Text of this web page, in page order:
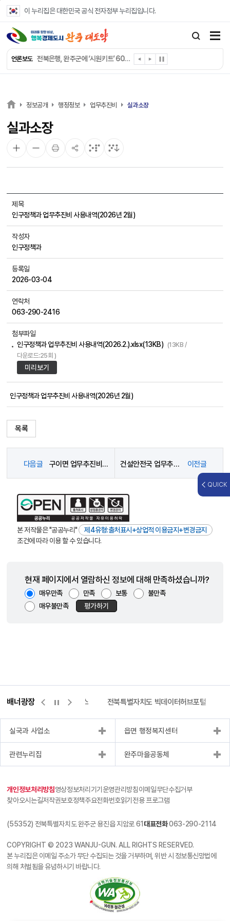
이 누리집은 대한민국 공식 전자정부 누리집입니다.
언론보도
완주 청소년, 삼성 임직원 만나 미래 진로 그린다
전북은행, 완주군에 ‘시원키트’ 60세트 기탁
㈜새눈, 완주군에 성금 1,000만 원 기탁
완주 미래라이온스, 경로당 냉장고 후원
정보공개 행정정보 업무추진비 실과소장
실과소장
제목
인구정책과 업무추진비 사용내역(2026년 2월)
작성자
인구정책과
등록일
2026-03-04
연락처
063-290-2416
첨부파일
인구정책과 업무추진비 사용내역(2026.2.).xlsx(13KB) (13KB /
다운로드:25회 )
미리보기
인구정책과 업무추진비 사용내역(2026년 2월)
목록
다음글 구이면 업무추진비 사용내역(2026년 2월) 건설안전국 업무추진비 사용내역(2026. 2월) 이전글
본 저작물은 "공공누리"
제4유형:출처표시+상업적 이용금지+변경금지
조건에 따라 이용 할 수 있습니다.
현재 페이지에서 열람하신 정보에 대해 만족하셨습니까?
매우만족 만족 보통
불만족
매우불만족
평가하기
QUICK
배너광장
량바로처리센터 위택스 전북특별자치도 빅데이터허브포털
실국과 사업소 읍면 행정복지센터
관련누리집 완주마을공동체
개인정보처리방침영상정보처리기기운영관리방침이메일무단수집거부
찾아오시는길저작권보호정책주요전화번호읽기전용 프로그램
(55352) 전북특별자치도 완주군 용진읍 지암로 61 대표전화063-290-2114
COPYRIGHT © 2023 WANJU-GUN. ALL RIGHTS RESERVED.
본 누리집은 이메일 주소가 무단 수집되는 것을 거부하며, 위반 시 정보통신망법에
의해 처벌됨을 유념하시기 바랍니다.